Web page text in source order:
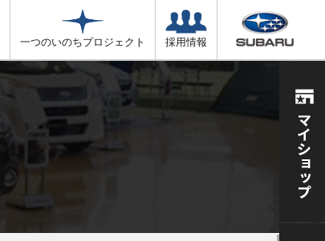
一つのいのちプロジェクト 採用情報